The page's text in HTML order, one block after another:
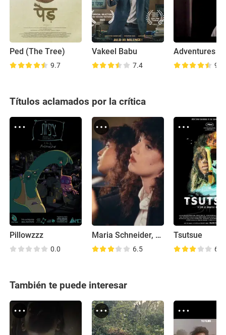
Ped (The Tree)
9.7
Vakeel Babu
7.4 9.7
Títulos aclamados por la crítica
Pillowzzz
0.0
Maria Schneider, 1983
6.5
Tsutsue
6.3
También te puede interesar